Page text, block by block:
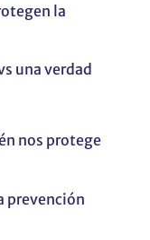
la
una verdad
nos protege
prevención